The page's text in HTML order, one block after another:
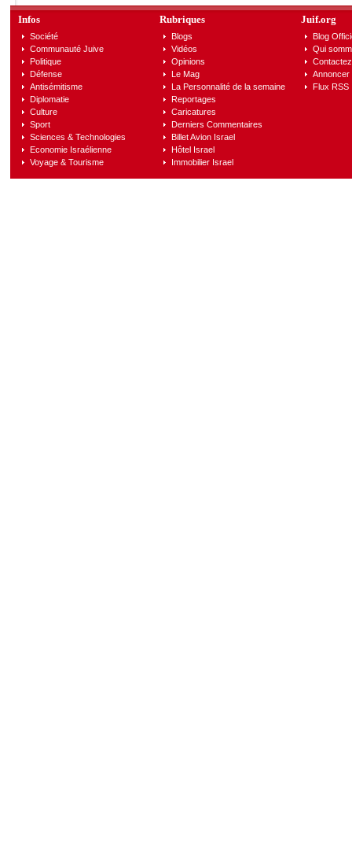
Infos
Société
Communauté Juive
Politique
Défense
Antisémitisme
Diplomatie
Culture
Sport
Sciences & Technologies
Economie Israélienne
Voyage & Tourisme
Rubriques
Blogs
Vidéos
Opinions
Le Mag
La Personnalité de la semaine
Reportages
Caricatures
Derniers Commentaires
Billet Avion Israel
Hôtel Israel
Immobilier Israel
Juif.org
Blog
Qui
Annoncer
Flux RSS